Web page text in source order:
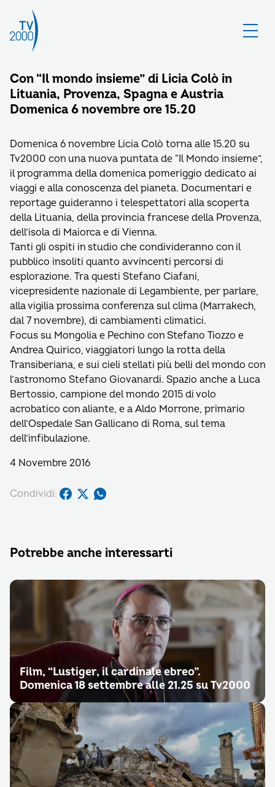
Con “Il mondo insieme” di Licia Colò in
Lituania, Provenza, Spagna e Austria
Domenica 6 novembre ore 15.20
Domenica 6 novembre Licia Colò torna alle 15.20 su
Tv2000 con una nuova puntata de “Il Mondo insieme”,
il programma della domenica pomeriggio dedicato ai
viaggi e alla conoscenza del pianeta. Documentari e
reportage guideranno i telespettatori alla scoperta
della Lituania, della provincia francese della Provenza,
dell’isola di Maiorca e di Vienna.
Tanti gli ospiti in studio che condivideranno con il
pubblico insoliti quanto avvincenti percorsi di
esplorazione. Tra questi Stefano Ciafani,
vicepresidente nazionale di Legambiente, per parlare,
alla vigilia prossima conferenza sul clima (Marrakech,
dal 7 novembre), di cambiamenti climatici.
Focus su Mongolia e Pechino con Stefano Tiozzo e
Andrea Quirico, viaggiatori lungo la rotta della
Transiberiana, e sui cieli stellati più belli del mondo con
l’astronomo Stefano Giovanardi. Spazio anche a Luca
Bertossio, campione del mondo 2015 di volo
acrobatico con aliante, e a Aldo Morrone, primario
dell’Ospedale San Gallicano di Roma, sul tema
dell’infibulazione.
4 Novembre 2016
Condividi:
Potrebbe anche interessarti
Film, “Lustiger, il cardinale ebreo”.
Domenica 18 settembre alle 21.25 su Tv2000